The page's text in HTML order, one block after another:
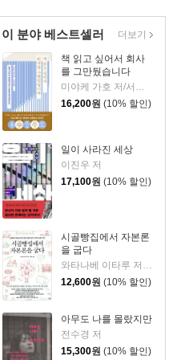
이 분야 베스트셀러
책 읽고 싶어서 회사
를 그만뒀습니다
미야케 가호 저/서영찬 역
16,200원 (10% 할인)
일이 사라진 세상
이진우 저
17,100원 (10% 할인)
시골빵집에서 자본론
을 굽다
와타나베 이타루 저/정문주 역
12,600원 (10% 할인)
아무도 나를 몰랐지만
전수경 저
15,300원 (10% 할인)
더보기